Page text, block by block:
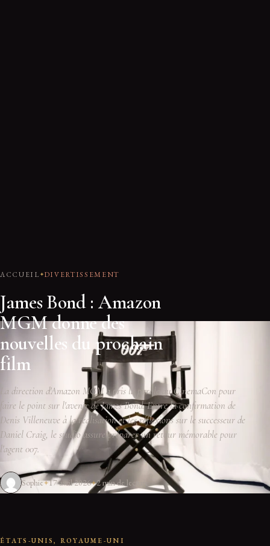
ACCUEIL DIVERTISSEMENT
James Bond : Amazon
MGM donne des
nouvelles du prochain
film
La direction d'Amazon MGM a pris la parole au CinemaCon pour
faire le point sur l'avenir de James Bond. Entre la confirmation de
Denis Villeneuve à la réalisation et les réflexions sur le successeur de
Daniel Craig, le studio assure préparer un retour mémorable pour
l'agent 007.
Sophie 17 avril 2026 2 min de lecture
ÉTATS-UNIS, ROYAUME-UNI